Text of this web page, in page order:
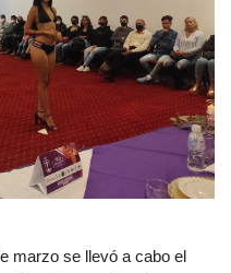
marzo se llevó a cabo el